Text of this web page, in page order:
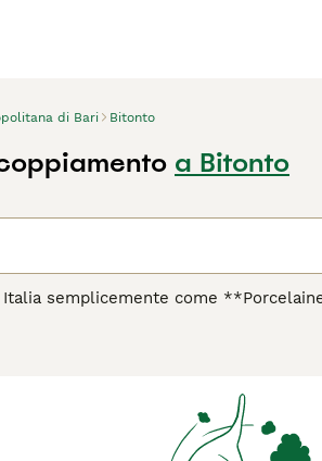
di Bari Bitonto
a Bitonto
semplicemente come
questo segugio elegante e
un forte istinto venatorio che lo
che possono offrirgli ampi spazi
lunghe e possibilità di correre
importante controllare spesso le